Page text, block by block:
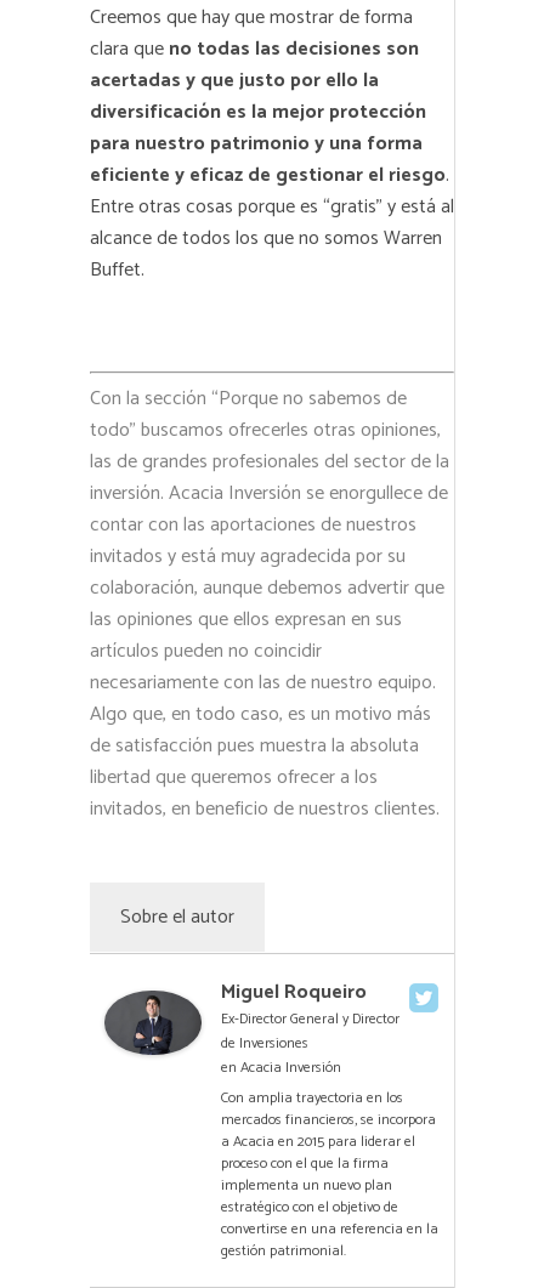
Creemos que hay que mostrar de forma
clara queno todas las decisiones son
acertadas y que justo por ello la
diversificación es la mejor protección
para nuestro patrimonio y una forma
eficiente y eficaz de gestionar el riesgo.
Entre otras cosas porque es “gratis” y está al
alcance de todos los que no somos Warren
Buffet.
Con la sección “Porque no sabemos de
todo” buscamos ofrecerles otras opiniones,
las de grandes profesionales del sector de la
inversión. Acacia Inversión se enorgullece de
contar con las aportaciones de nuestros
invitados y está muy agradecida por su
colaboración, aunque debemos advertir que
las opiniones que ellos expresan en sus
artículos pueden no coincidir
necesariamente con las de nuestro equipo.
Algo que, en todo caso, es un motivo más
de satisfacción pues muestra la absoluta
libertad que queremos ofrecer a los
invitados, en beneficio de nuestros clientes.
Sobre el autor
Miguel Roqueiro
Ex-Director General y Director
de Inversiones
en Acacia Inversión
Con amplia trayectoria en los
mercados financieros, se incorpora
a Acacia en 2015 para liderar el
proceso con el que la firma
implementa un nuevo plan
estratégico con el objetivo de
convertirse en una referencia en la
gestión patrimonial.